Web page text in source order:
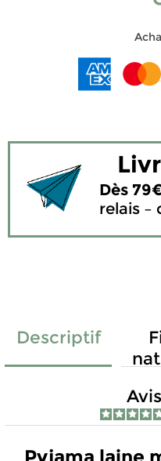
Dès
relais –
Descriptif